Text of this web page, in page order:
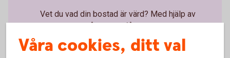
Vet du vad din bostad är värd? Med hjälp av
Fastighetsbyrån kan du få bostaden värderad.
Fastighetsbyrån
Våra cookies, ditt val